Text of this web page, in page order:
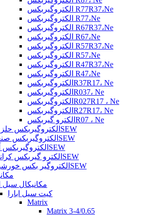
الکتروگیربکس R77R37،Ne
الکتروگیربکس R77،Ne
الکتروگیربکس R67R37،Ne
الکتروگیربکس R67،Ne
الکتروگیربکس R57R37،Ne
الکتروگیربکس R57،Ne
الکتروگیربکس R47R37،Ne
الکتروگیربکس R47،Ne
الکتروگیربکسR37R17، Ne
الکتروگیربکسR037، Ne
الکتروگیربکسR027R17 ، Ne
الکتروگیربکسR27R17، Ne
الکترو گیربکسR07 ، Ne
الکتروگیربکس حلزونیSEW
الکتروگیربکس صنعتیSEW
الکتروگیربکس آویزSEW
الکترو گیربکس کرانویلSEW
الکتروگیر بکس خورشیدیSEW
مکانیکال سیل
کیت سیل ابارا
Matrix
Matrix 3-4/0.65